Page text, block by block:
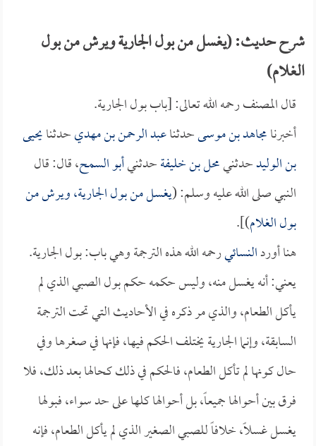
شرح حديث: (يغسل من بول الجارية ويرش من بول
الغلام)
قال المصنف رحمه الله تعالى: [باب بول الجارية.
أخبرنامجاهد بن موسىحدثناعبد الرحمن بن مهديحدثنايحيى
بن الوليدحدثنيمحل بن خليفةحدثنيأبو السمح، قال: قال
النبي صلى الله عليه وسلم: (يغسل من بول الجارية، ويرش من
بول الغلام)].
هنا أوردالنسائيرحمه الله هذه الترجمة وهي باب: بول الجارية.
يعني: أنه يغسل منه، وليس حكمه حكم بول الصبي الذي لم
يأكل الطعام، والذي مر ذكره في الأحاديث التي تحت الترجمة
السابقة، وإنما الجارية يختلف الحكم فيها، فإنها في صغرها وفي
حال كونها لم تأكل الطعام، فالحكم في ذلك كحالها بعد ذلك، فلا
فرق بين أحوالها جميعاً، بل أحوالها كلها على حد سواء، فبولها
يغسل غسلاً، خلافاً للصبي الصغير الذي لم يأكل الطعام، فإنه